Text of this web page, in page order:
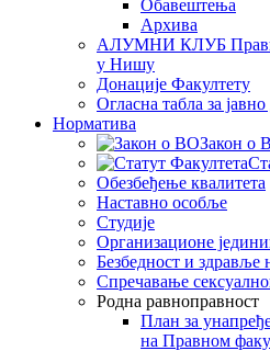
Обавештења
Архива
АЛУМНИ КЛУБ
у Нишу
Донације Факултету
Огласна табла за
Норматива
Закон о
Обезбеђење квалитета
Наставно особље
Студије
Организационе
Безбедност и здравље
Спречавање
Родна равноправност
План за
на Правном